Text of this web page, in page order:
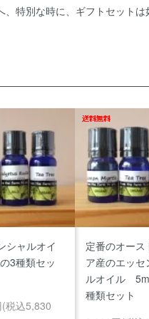
、特別な時に、ギフトセットは
シャルオイ
3種類セッ
税込5,830
定番のオース
ア産のエッセ
ルオイル
種類セット